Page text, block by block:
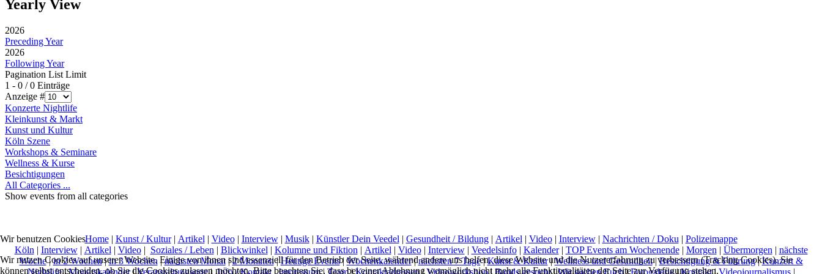
Yearly View
2026
Preceding Year
2026
Following Year
Pagination List Limit
1 - 0 / 0 Einträge
Anzeige #
Konzerte Nightlife
Kleinkunst & Markt
Kunst und Kultur
Köln Szene
Workshops & Seminare
Wellness & Kurse
Besichtigungen
All Categories ...
Show events from all categories
Home| Kunst / Kultur| Artikel | Video| Interview| Musik| Künstler Dein Veedel | Gesundheit / Bildung| Artikel | Video| Interview| Nachrichten / Doku | Polizeimappe
Köln | Interview| Artikel | Video| Soziales / Leben | Blickwinkel | Kolumne und Fiktion | Artikel | Video| Interview| Veedelsinfo| Kalender| TOP Events am Wochenende| Morgen | Übermorgen | nächste
Woche|in 2 Wochen|in 3 Wochen |nächsten Monat|2 Monaten|Heutige Events|Wochenkalender|nächsten 7 Tage|Kunst & Kultur|Wellness und Gesundheit|Besichtigung & Führung|Konzert &
Nightlife|Monatskalender|Veranstaltungsorte|Info / Kontakt|Impressum| Team|Kontaktadressen|Videoworkshop|Bands gesucht|Wir suchen Euch|Fotogalerie|Kontakt|Videojournalismus|
Wir benutzen Cookies
Wir nutzen Cookies auf unserer Website. Einige von ihnen sind essenziell für den Betrieb der Seite, während andere uns helfen, diese Website und die Nutzererfahrung zu verbessern (Tracking Cookies). Sie
können selbst entscheiden, ob Sie die Cookies zulassen möchten. Bitte beachten Sie, dass bei einer Ablehnung womöglich nicht mehr alle Funktionalitäten der Seite zur Verfügung stehen.